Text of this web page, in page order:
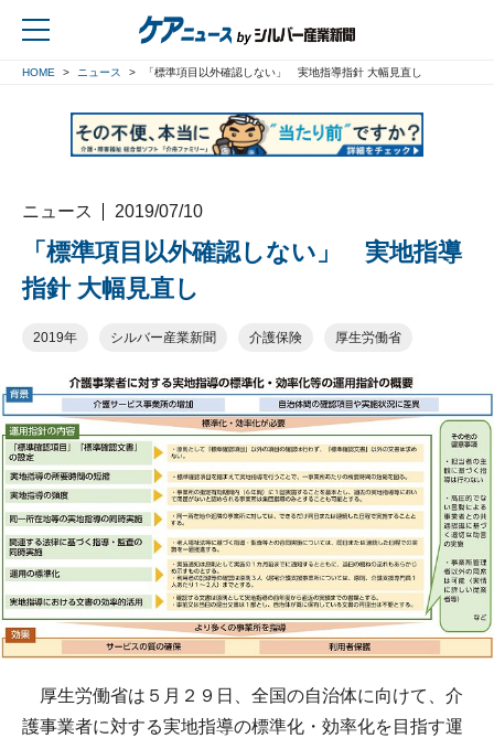
HOME ニュース 「標準項目以外確認しない」 実地指導指針 大幅見直し
ニュース 2019/07/10
「標準項目以外確認しない」 実地指導
指針 大幅見直し
2019年 シルバー産業新聞 介護保険 厚生労働省
厚生労働省は５月２９日、全国の自治体に向けて、介
護事業者に対する実地指導の標準化・効率化を目指す運